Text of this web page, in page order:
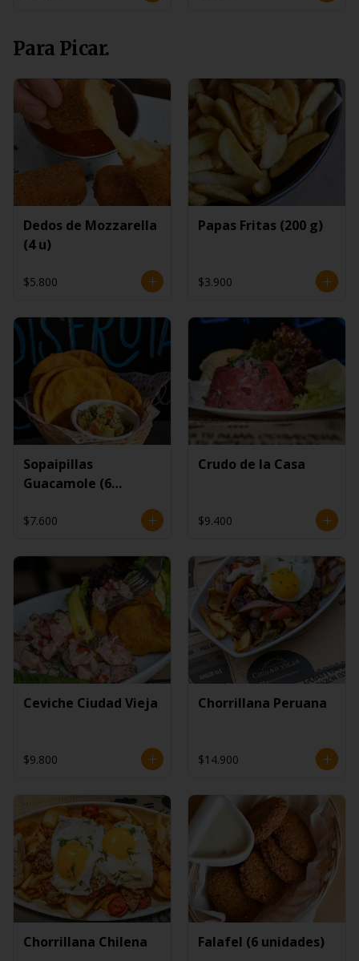
Para Picar.
Dedos de Mozzarella
(4 u)
$5.800
Papas Fritas (200 g)
$3.900
Sopaipillas
Guacamole (6
$7.600
Crudo de la Casa
$9.400
Ceviche Ciudad Vieja
$9.800
Chorrillana Peruana
$14.900
Chorrillana Chilena Falafel (6 unidades)